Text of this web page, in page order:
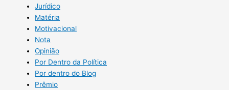
Jurídico
Matéria
Motivacional
Nota
Opinião
Por Dentro da Política
Por dentro do Blog
Prêmio